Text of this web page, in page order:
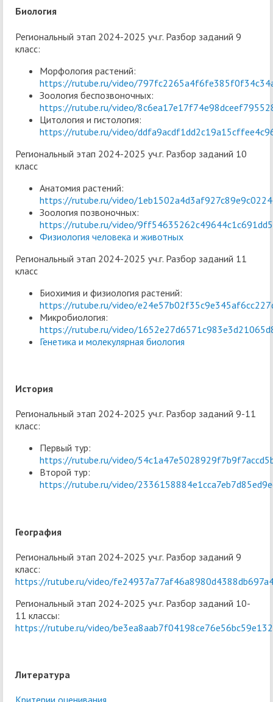
Биология
Региональный этап 2024-2025 уч.г. Разбор заданий 9
класс:
Морфология растений:
https://rutube.ru/video/
Зоология беспозвоночных:
https://rutube.ru/video/
Цитология и гистология:
https://rutube.ru/video/
Региональный этап 2024-2025 уч.г. Разбор заданий 10
класс
Анатомия растений:
https://rutube.ru/video/
Зоология позвоночных:
https://rutube.ru/video/
Физиология человека и животных
Региональный этап 2024-2025 уч.г. Разбор заданий 11
класс
Биохимия и физиология растений:
https://rutube.ru/video/
Микробиология:
https://rutube.ru/video/
Генетика и молекулярная биология
История
Региональный этап 2024-2025 уч.г. Разбор заданий 9-11
класс:
Первый тур:
https://rutube.ru/video/
Второй тур:
https://rutube.ru/video/
География
Региональный этап 2024-2025 уч.г. Разбор заданий 9
класс:
https://rutube.ru/video/
Региональный этап 2024-2025 уч.г. Разбор заданий 10-
11 классы:
https://rutube.ru/video/
Литература